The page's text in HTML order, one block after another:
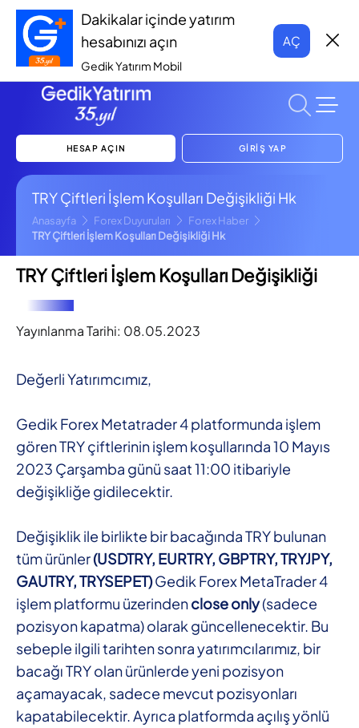
Dakikalar içinde yatırım
hesabınızı açın
Gedik Yatırım Mobil
AÇ
HESAP AÇIN GİRİŞ YAP
TRY Çiftleri İşlem Koşulları Değişikliği Hk
Anasayfa Forex Duyuruları
Forex Haber
TRY Çiftleri İşlem Koşulları Değişikliği Hk
TRY Çiftleri İşlem Koşulları Değişikliği
Yayınlanma Tarihi: 08.05.2023
Değerli Yatırımcımız,
Gedik Forex Metatrader 4 platformunda işlem
gören TRY çiftlerinin işlem koşullarında 10 Mayıs
2023 Çarşamba günü saat 11:00 itibariyle
değişikliğe gidilecektir.
Değişiklik ile birlikte bir bacağında TRY bulunan
tüm ürünler(USDTRY, EURTRY, GBPTRY, TRYJPY,
GAUTRY, TRYSEPET)Gedik Forex MetaTrader 4
işlem platformu üzerindenclose only(sadece
pozisyon kapatma) olarak güncellenecektir. Bu
sebeple ilgili tarihten sonra yatırımcılarımız, bir
bacağı TRY olan ürünlerde yeni pozisyon
açamayacak, sadece mevcut pozisyonları
kapatabilecektir. Ayrıca platformda açılış yönlü